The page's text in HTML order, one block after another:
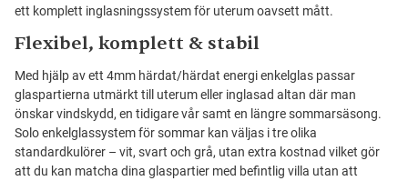
ett komplett inglasningssystem för uterum oavsett mått.
Flexibel, komplett & stabil
Med hjälp av ett 4mm härdat/härdat energi enkelglas passar
glaspartierna utmärkt till uterum eller inglasad altan där man
önskar vindskydd, en tidigare vår samt en längre sommarsäsong.
Solo enkelglassystem för sommar kan väljas i tre olika
standardkulörer – vit, svart och grå, utan extra kostnad vilket gör
att du kan matcha dina glaspartier med befintlig villa utan att